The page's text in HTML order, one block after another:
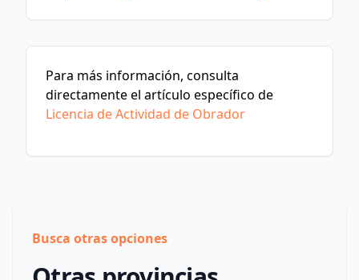
Para más información, consulta
directamente el artículo específico de
Licencia de Actividad de Obrador
Busca otras opciones